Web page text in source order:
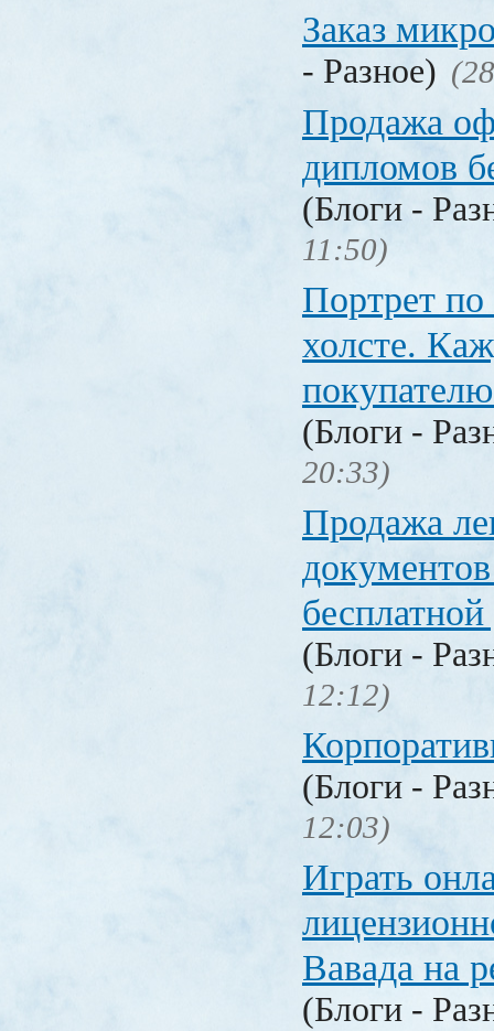
Заказ
- Разное)
Продажа
дипломов
(Блоги -
11:50)
Портрет
холсте.
(Блоги -
20:33)
Продажа
(Блоги -
12:12)
(Блоги -
12:03)
Играть
Вавада на
(Блоги -